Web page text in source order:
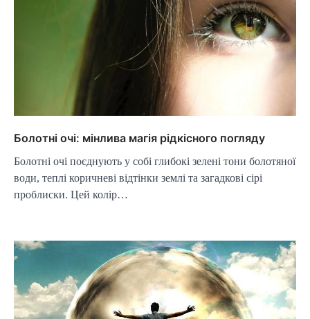
Болотні очі: мінлива магія рідкісного погляду
Болотні очі поєднують у собі глибокі зелені тони болотяної
води, теплі коричневі відтінки землі та загадкові сірі
проблиски. Цей колір…